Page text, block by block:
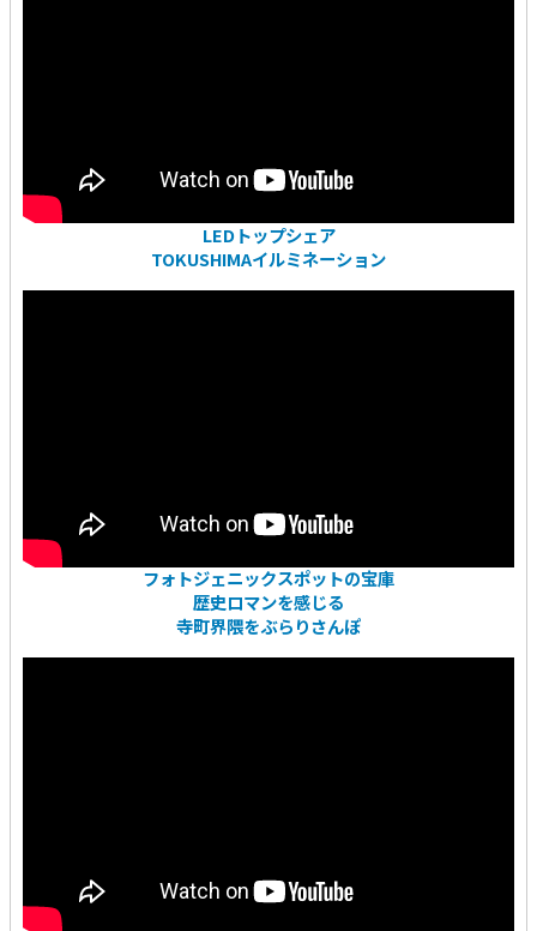
LEDトップシェア
TOKUSHIMAイルミネーション
フォトジェニックスポットの宝庫
歴史ロマンを感じる
寺町界隈をぶらりさんぽ